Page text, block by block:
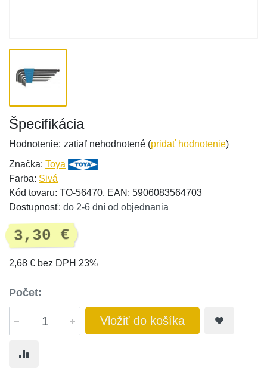
Špecifikácia
Hodnotenie: zatiaľ nehodnotené (pridať hodnotenie)
Značka: Toya
Farba: Sivá
Kód tovaru: TO-56470, EAN: 5906083564703
Dostupnosť: do 2-6 dní od objednania
3,30 €
2,68 € bez DPH 23%
Počet:
Vložiť do košíka